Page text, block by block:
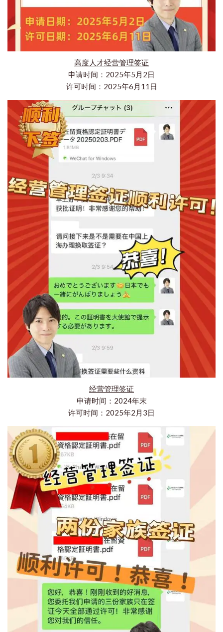
高度人才经营管理签证
申请时间：2025年5月2日
许可时间：2025年6月11日
经营管理签证
申请时间：2024年末
许可时间：2025年2月3日